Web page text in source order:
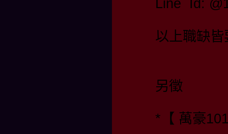
Line Id:
以上職缺
另徵
*【 萬豪